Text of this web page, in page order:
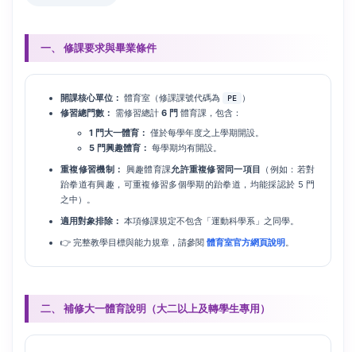
一、 修課要求與畢業條件
開課核心單位： 體育室（修課課號代碼為 PE
）
修習總門數： 需修習總計 6 門 體育課，包含：
1 門大一體育： 僅於每學年度之上學期開設。
5 門興趣體育： 每學期均有開設。
重複修習機制： 興趣體育課允許重複修習同一項目
（例如：若對
跆拳道有興趣，可重複修習多個學期的跆拳道，均能採認於 5 門
之中）。
適用對象排除： 本項修課規定不包含「運動科學系」之同學。
👉 完整教學目標與能力規章，請參閱 體育室官方網頁說明。
二、 補修大一體育說明（大二以上及轉學生專用）